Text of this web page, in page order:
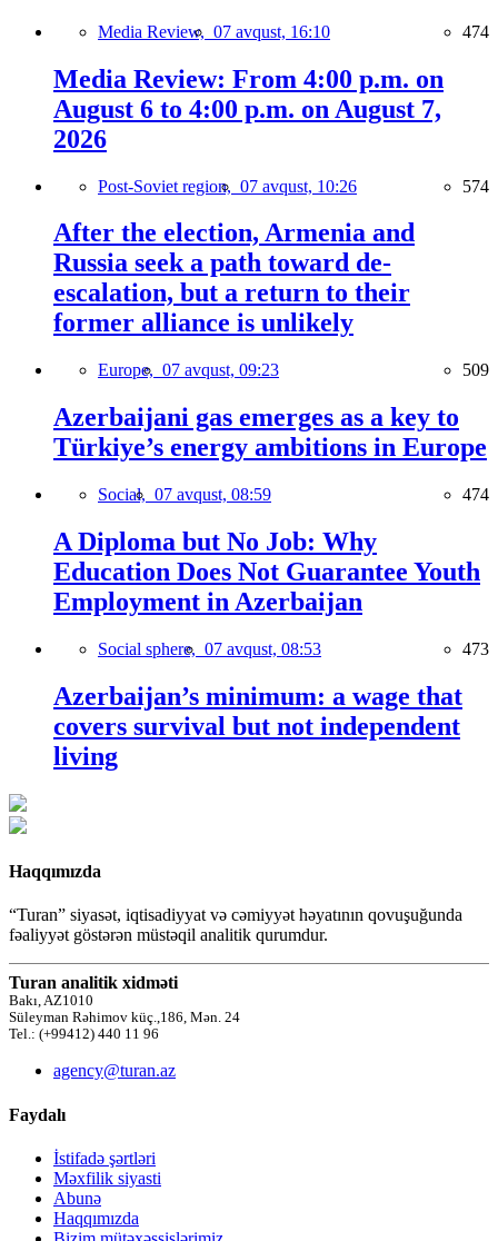
Media Review, 07 avqust, 16:10 474
Media Review: From 4:00 p.m. on
August 6 to 4:00 p.m. on August 7,
2026
Post-Soviet region, 07 avqust, 10:26 574
After the election, Armenia and
Russia seek a path toward de-
escalation, but a return to their
former alliance is unlikely
Europe, 07 avqust, 09:23 509
Azerbaijani gas emerges as a key to
Türkiye’s energy ambitions in Europe
Social, 07 avqust, 08:59 474
A Diploma but No Job: Why
Education Does Not Guarantee Youth
Employment in Azerbaijan
Social sphere, 07 avqust, 08:53 473
Azerbaijan’s minimum: a wage that
covers survival but not independent
living
Haqqımızda
“Turan” siyasət, iqtisadiyyat və cəmiyyət həyatının qovuşuğunda
fəaliyyət göstərən müstəqil analitik qurumdur.
Turan analitik xidməti
Bakı, AZ1010
Süleyman Rəhimov küç.,186, Mən. 24
Tel.: (+99412) 440 11 96
agency@turan.az
Faydalı
İstifadə şərtləri
Məxfilik siyasti
Abunə
Haqqımızda